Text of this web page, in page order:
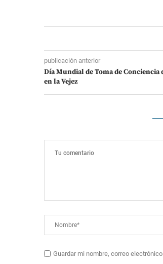
publicación anterior
Día Mundial de Toma de
en la Vejez
Guardar mi nombre, correo